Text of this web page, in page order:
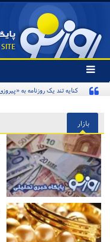
تغییر
وضعیت
منوی
ها
بازار